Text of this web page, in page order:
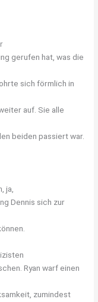
gerufen hat, was die
sich förmlich in
auf. Sie alle
beiden passiert war.
ja,
Dennis sich zur
Ryan warf einen
zumindest